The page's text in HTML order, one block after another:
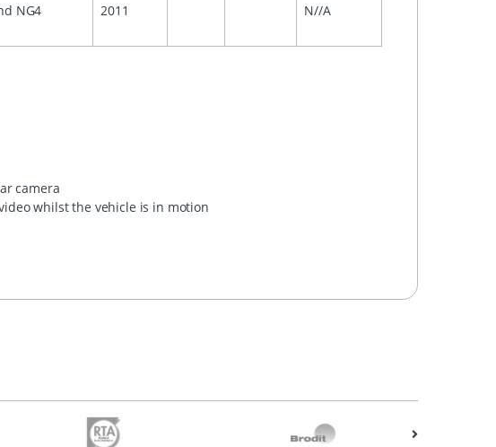
NG4
2011 N//A
camera
whilst the vehicle is in motion